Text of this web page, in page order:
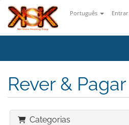
Português Entrar
Rever & Pagar
Categorias